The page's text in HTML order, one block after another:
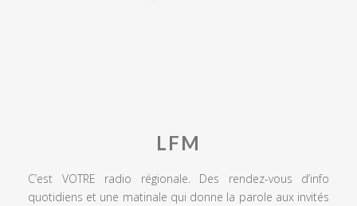
LFM
C’est VOTRE radio régionale. Des rendez-vous d’info
quotidiens et une matinale qui donne la parole aux invités